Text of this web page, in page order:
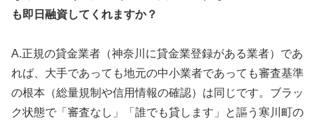
も即日融資してくれますか？
A.正規の貸金業者（神奈川に貸金業登録がある業者）であ
れば、大手であっても地元の中小業者であっても審査基準
の根本（総量規制や信用情報の確認）は同じです。ブラッ
ク状態で「審査なし」「誰でも貸します」と謳う寒川町の